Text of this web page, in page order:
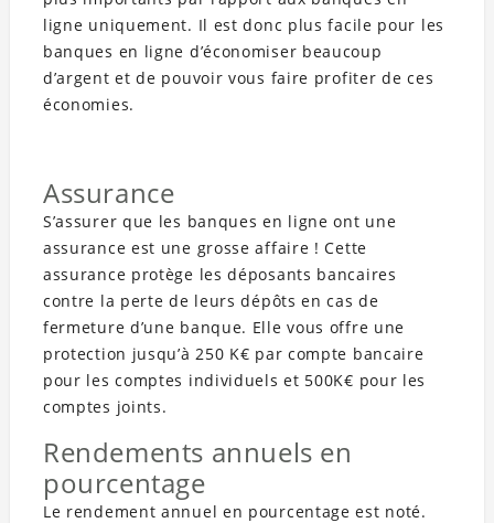
ligne uniquement. Il est donc plus facile pour les
banques en ligne d’économiser beaucoup
d’argent et de pouvoir vous faire profiter de ces
économies.
Assurance
S’assurer que les banques en ligne ont une
assurance est une grosse affaire ! Cette
assurance protège les déposants bancaires
contre la perte de leurs dépôts en cas de
fermeture d’une banque. Elle vous offre une
protection jusqu’à 250 K€ par compte bancaire
pour les comptes individuels et 500K€ pour les
comptes joints.
Rendements annuels en
pourcentage
Le rendement annuel en pourcentage est noté.